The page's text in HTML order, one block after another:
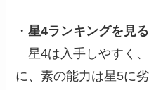
・星4ランキングを見
星4は入手しやすく
に、素の能力は星5に劣